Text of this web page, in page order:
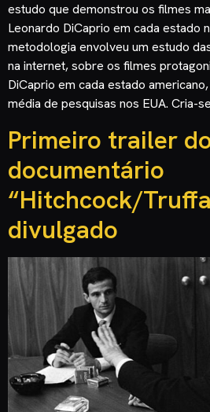
estudo que demonstrou os filmes
Leonardo DiCaprio em cada estado
metodologia envolveu um estudo
na internet, sobre os filmes
DiCaprio em cada estado
média de pesquisas nos EUA. Cria-
Primeiro trailer
documentário
“Hitchcock/
divulgado